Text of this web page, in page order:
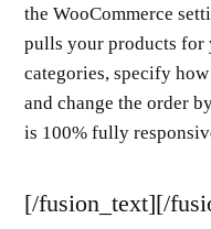
the WooCommerce
pulls your products for
categories, specify
and change the order
is 100% fully
[/fusion_text][/